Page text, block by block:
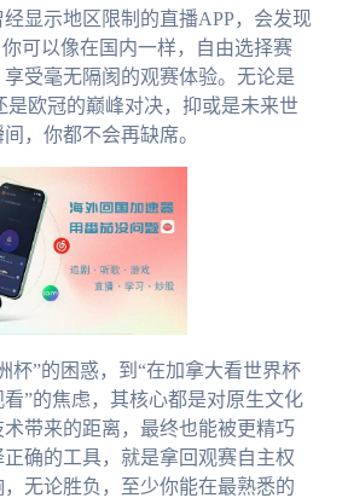
显示地区限制的直播APP，会发现
可以像在国内一样，自由选择赛
受毫无隔阂的观赛体验。无论是
欧冠的巅峰对决，抑或是未来世
，你都不会再缺席。
杯”的困惑，到“在加拿大看世界杯
”的焦虑，其核心都是对原生文化
带来的距离，最终也能被更精巧
确的工具，就是拿回观赛自主权
无论胜负，至少你能在最熟悉的